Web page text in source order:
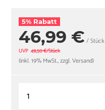
5% Rabatt
46,99 € / Stück
UVP 49,50 €/Stück
(inkl. 19% MwSt., zzgl. Versand)